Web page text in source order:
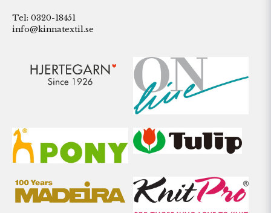
Tel: 0320-18451
info@kinnatextil.se